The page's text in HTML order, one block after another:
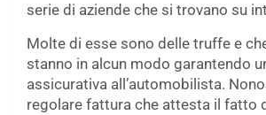
serie di aziende che si trovano su
Molte di esse sono delle truffe e
stanno in alcun modo garantendo
assicurativa all’automobilista.
regolare fattura che attesta il fatto